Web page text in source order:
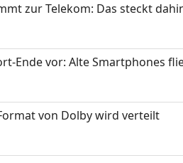
zur Telekom: Das steckt
Ende vor: Alte Smartphones
von Dolby wird verteilt